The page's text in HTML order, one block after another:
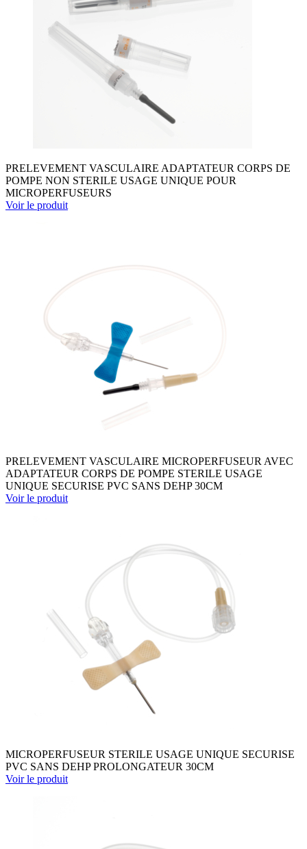
PRELEVEMENT VASCULAIRE ADAPTATEUR CORPS DE
POMPE NON STERILE USAGE UNIQUE POUR
MICROPERFUSEURS
Voir le produit
PRELEVEMENT VASCULAIRE MICROPERFUSEUR AVEC
ADAPTATEUR CORPS DE POMPE STERILE USAGE
UNIQUE SECURISE PVC SANS DEHP 30CM
Voir le produit
MICROPERFUSEUR STERILE USAGE UNIQUE SECURISE
PVC SANS DEHP PROLONGATEUR 30CM
Voir le produit